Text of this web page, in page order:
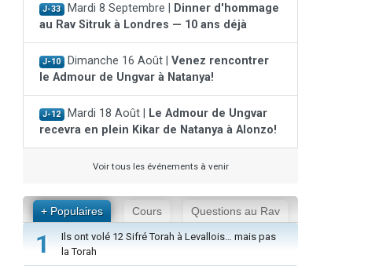
J-33 Mardi 8 Septembre |
Dinner d'hommage
au Rav Sitruk à Londres — 10 ans déjà
J-10 Dimanche 16 Août | Venez rencontrer
le Admour de Ungvar à Natanya!
J-12 Mardi 18 Août |
Le Admour de Ungvar
recevra en plein Kikar de Natanya à Alonzo!
Voir tous les événements à venir
+ Populaires Cours Questions au Rav
1
Ils ont volé 12 Sifré Torah à Levallois… mais pas
la Torah